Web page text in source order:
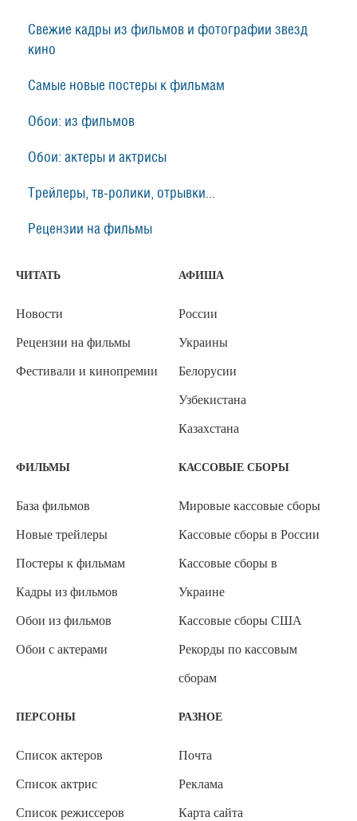
Свежие кадры из фильмов и фотографии звезд
кино
Самые новые постеры к фильмам
Обои: из фильмов
Обои: актеры и актрисы
Трейлеры, тв-ролики, отрывки...
Рецензии на фильмы
ЧИТАТЬ
Новости
Рецензии на фильмы
Фестивали и кинопремии
АФИША
России
Украины
Белорусии
Узбекистана
Казахстана
ФИЛЬМЫ
База фильмов
Новые трейлеры
Постеры к фильмам
Кадры из фильмов
Обои из фильмов
Обои с актерами
КАССОВЫЕ СБОРЫ
Мировые кассовые сборы
Кассовые сборы в России
Кассовые сборы в
Украине
Кассовые сборы США
Рекорды по кассовым
сборам
ПЕРСОНЫ
Список актеров
Список актрис
Список режиссеров
РАЗНОЕ
Почта
Реклама
Карта сайта